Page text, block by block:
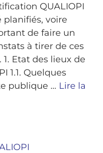
QUALIOPI
voire
de faire un
à tirer de ces
Etat des lieux de
1.1. Quelques
publique … Lire la